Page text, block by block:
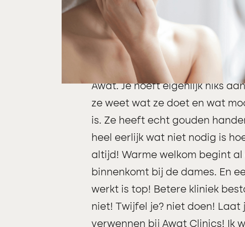
Linda
Vanaf dag 1 voel ik mij in
Awat. Je hoeft eigenlijk niks
ze weet wat ze doet en wat
is. Ze heeft echt gouden
heel eerlijk wat niet nodig is
altijd! Warme welkom begint al
binnenkomt bij de dames. En
werkt is top! Betere kliniek
niet! Twijfel je? niet doen! Laat
verwennen bij Awat Clinics! Ik